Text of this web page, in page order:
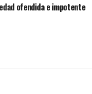
ofendida e impotente